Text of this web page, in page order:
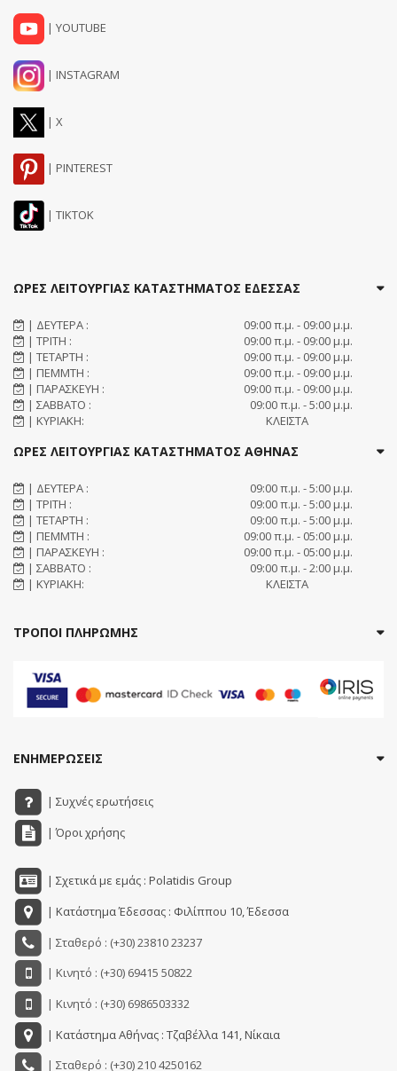
| YOUTUBE
| INSTAGRAM
| X
| PINTEREST
| TIKTOK
ΩΡΕΣ ΛΕΙΤΟΥΡΓΙΑΣ ΚΑΤΑΣΤΗΜΑΤΟΣ ΕΔΕΣΣΑΣ
| ΔΕΥΤΕΡΑ :
09:00 π.μ. - 09:00 μ.μ.
| ΤΡΙΤΗ :
09:00 π.μ. - 09:00 μ.μ.
| ΤΕΤΑΡΤΗ :
09:00 π.μ. - 09:00 μ.μ.
| ΠΕΜΜΤΗ :
09:00 π.μ. - 09:00 μ.μ.
| ΠΑΡΑΣΚΕΥΗ :
09:00 π.μ. - 09:00 μ.μ.
| ΣΑΒΒΑΤΟ :
09:00 π.μ. - 5:00 μ.μ.
| ΚΥΡΙΑΚΗ:
ΚΛΕΙΣΤΑ
ΩΡΕΣ ΛΕΙΤΟΥΡΓΙΑΣ ΚΑΤΑΣΤΗΜΑΤΟΣ ΑΘΗΝΑΣ
| ΔΕΥΤΕΡΑ :
09:00 π.μ. - 5:00 μ.μ.
| ΤΡΙΤΗ :
09:00 π.μ. - 5:00 μ.μ.
| ΤΕΤΑΡΤΗ :
09:00 π.μ. - 5:00 μ.μ.
| ΠΕΜΜΤΗ :
09:00 π.μ. - 05:00 μ.μ.
| ΠΑΡΑΣΚΕΥΗ :
09:00 π.μ. - 05:00 μ.μ.
| ΣΑΒΒΑΤΟ :
09:00 π.μ. - 2:00 μ.μ.
| ΚΥΡΙΑΚΗ:
ΚΛΕΙΣΤΑ
ΤΡΟΠΟΙ ΠΛΗΡΩΜΗΣ
ΕΝΗΜΕΡΩΣΕΙΣ
| Συχνές ερωτήσεις
| Όροι χρήσης
| Σχετικά με εμάς : Polatidis Group
| Κατάστημα Έδεσσας : Φιλίππου 10, Έδεσσα
| Σταθερό : (+30) 23810 23237
| Κινητό : (+30) 69415 50822
| Κινητό : (+30) 6986503332
| Κατάστημα Αθήνας : Τζαβέλλα 141, Νίκαια
| Σταθερό : (+30) 210 4250162